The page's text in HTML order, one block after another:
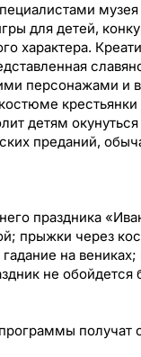
музея
для детей,
характера.
персонажами и
крестьянки
детям
преданий,
праздника
прыжки через
на вениках;
не обойдется
получат